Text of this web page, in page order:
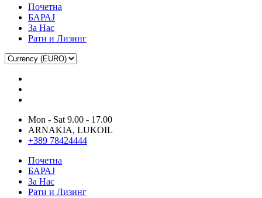
Почетна
БАРАЈ
За Нас
Рати и Лизинг
Mon - Sat 9.00 - 17.00
ARNAKIA, LUKOIL
+389 78424444
Почетна
БАРАЈ
За Нас
Рати и Лизинг